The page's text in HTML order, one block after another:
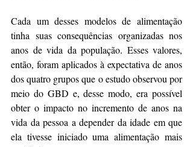
Cada um desses modelos de alimentação
tinha suas consequências organizadas nos
anos de vida da população. Esses valores,
então, foram aplicados à expectativa de anos
dos quatro grupos que o estudo observou por
meio do GBD e, desse modo, era possível
obter o impacto no incremento de anos na
vida da pessoa a depender da idade em que
ela tivesse iniciado uma alimentação mais